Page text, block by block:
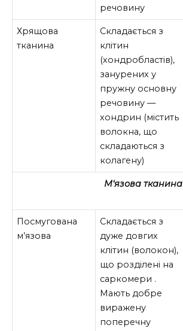
речовину
Хрящова
тканина
Складається з
клітин
(хондробластів),
занурених у
пружну основну
речовину —
хондрин (містить
волокна, що
складаються з
колагену)
М‘язова тканина
Посмугована
м’язова
Складається з
дуже довгих
клітин (волокон),
що розділені на
саркомери .
Мають добре
виражену
поперечну